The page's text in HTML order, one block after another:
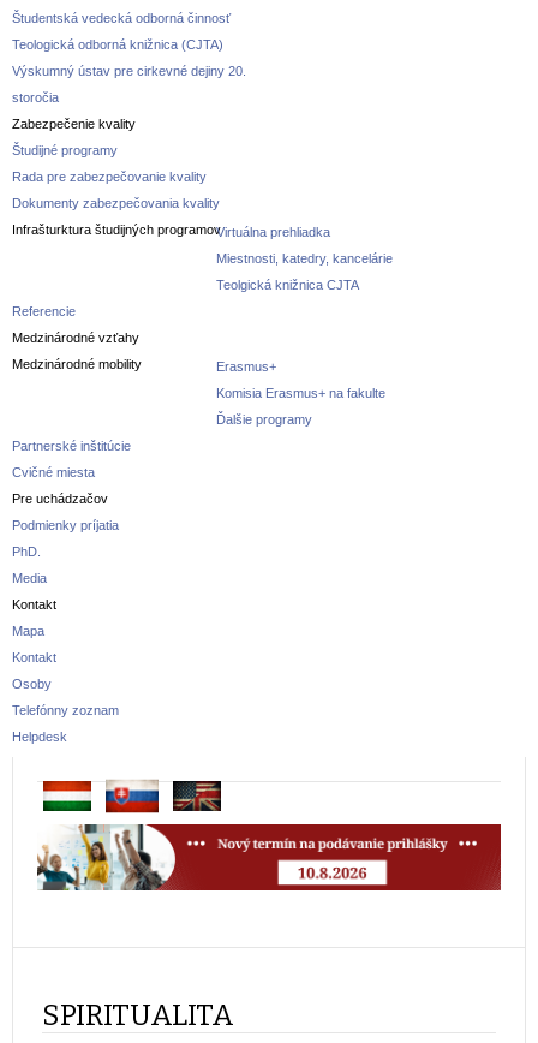
Študentská vedecká odborná činnosť
Teologická odborná knižnica (CJTA)
Výskumný ústav pre cirkevné dejiny 20.
storočia
Zabezpečenie kvality
Študijné programy
Rada pre zabezpečovanie kvality
Dokumenty zabezpečovania kvality
Infrašturktura študijných programovVirtuálna prehliadka
Miestnosti, katedry, kancelárie
Teolgická knižnica CJTA
Referencie
Medzinárodné vzťahy
Medzinárodné mobility
Erasmus+
Komisia Erasmus+ na fakulte
Ďalšie programy
Partnerské inštitúcie
Cvičné miesta
Pre uchádzačov
Podmienky príjatia
PhD.
Media
Kontakt
Mapa
Kontakt
Osoby
Telefónny zoznam
Helpdesk
SPIRITUALITA